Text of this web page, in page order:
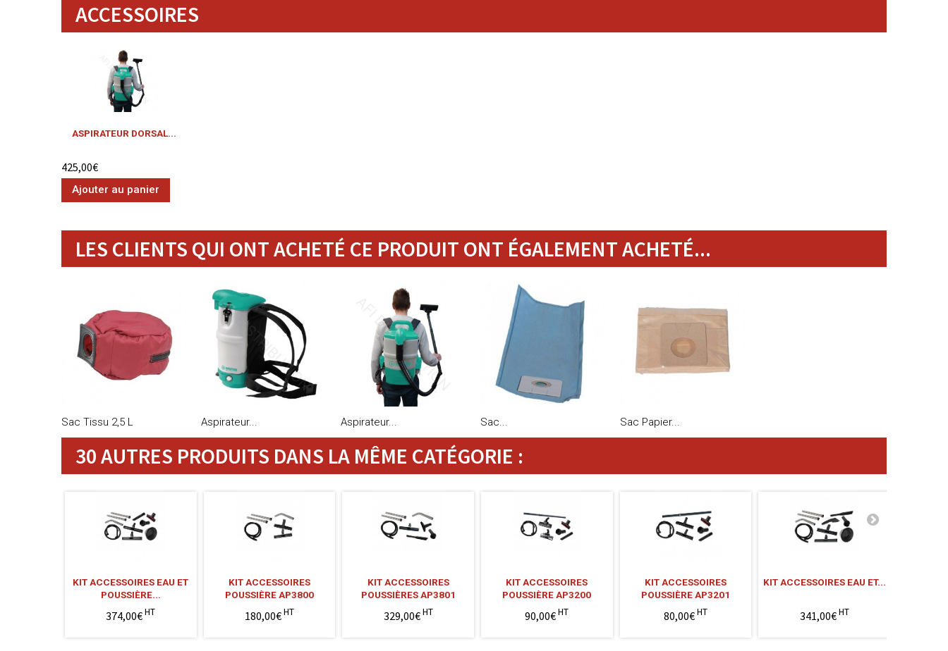
ACCESSOIRES
ASPIRATEUR DORSAL...
425,00€
Ajouter au panier
LES CLIENTS QUI ONT ACHETÉ CE PRODUIT ONT ÉGALEMENT ACHETÉ...
Sac Tissu 2,5 L Aspirateur... Aspirateur... Sac... Sac Papier...
30 AUTRES PRODUITS DANS LA MÊME CATÉGORIE :
KIT ACCESSOIRES EAU ET
POUSSIÈRE...
374,00€HT
KIT ACCESSOIRES
POUSSIÈRE AP3800
180,00€HT
KIT ACCESSOIRES
POUSSIÈRES AP3801
329,00€HT
KIT ACCESSOIRES
POUSSIÈRE AP3200
90,00€HT
KIT ACCESSOIRES
POUSSIÈRE AP3201
80,00€HT
KIT ACCESSOIRES EAU ET...
341,00€HT